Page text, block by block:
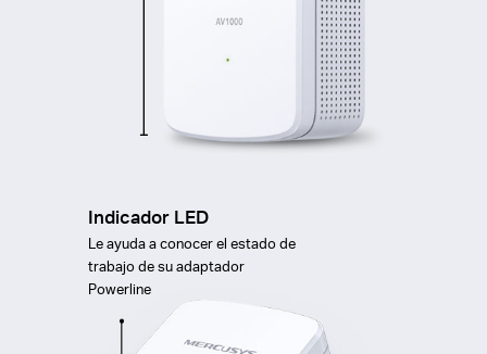
Indicador LED
Le ayuda a conocer el estado de
trabajo de su adaptador
Powerline